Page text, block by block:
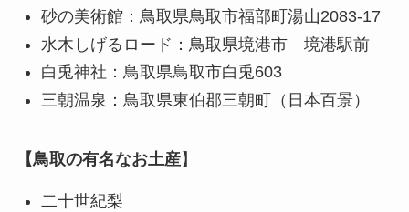
砂の美術館：鳥取県鳥取市福部町湯山2083-17
水木しげるロード：鳥取県境港市 境港駅前
白兎神社：鳥取県鳥取市白兎603
三朝温泉：鳥取県東伯郡三朝町（日本百景）
【鳥取の有名なお土産】
二十世紀梨